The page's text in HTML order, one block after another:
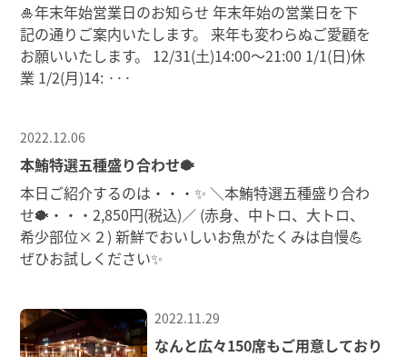
🎍年末年始営業日のお知らせ 年末年始の営業日を下
記の通りご案内いたします。 来年も変わらぬご愛顧を
お願いいたします。 12/31(土)14:00～21:00 1/1(日)休
業 1/2(月)14: ···
2022.12.06
本鮪特選五種盛り合わせ🐡
本日ご紹介するのは・・・✨ ＼本鮪特選五種盛り合わ
せ🐡・・・2,850円(税込)／ (赤身、中トロ、大トロ、
希少部位×２) 新鮮でおいしいお魚がたくみは自慢💪
ぜひお試しください✨
2022.11.29
なんと広々150席もご用意しており